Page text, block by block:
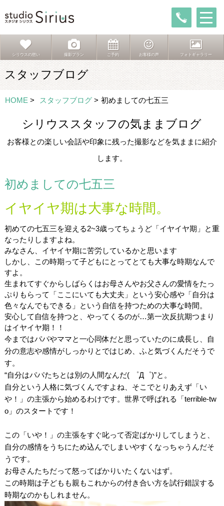
シリウスの想い 撮影プラン ご予約 お客様の声 フォトギャラリー
スタッフブログ
HOME > スタッフブログ > 初めましての七五三
シリウススタッフの気ままブログ
お客様との楽しい会話や印象に残った撮影などを気ままに紹介
します。
初めましての七五三
イヤイヤ期は大事な時間。
初めての七五三を迎える2~3歳ってちょうど「イヤイヤ期」と重
なったりしますよね。
みなさん、イヤイヤ期に苦労しているかと思います
しかし、この時期って子どもにとってとても大事な時期なんで
すよ。
生まれてすぐからしばらくはお母さんやお父さんの愛情をたっ
ぷりもらって「ここにいても大丈夫」という安心感や「自分は
色々なんでもできる」という自信を持つための大事な時間。
安心して自信を持つと、やってくるのが…第一次反抗期つまり
はイヤイヤ期！！
今まではパパやママと一心同体だと思っていたのに成長し、自
分の意志や感情がしっかりとではじめ、ふと気づくんだそうで
す。
“自分はパパたちとは別の人間なんだ( ゜Д゜)”と。
自分という人格に気づくんですよね、そこでとりあえず「い
や！」の主張から始めるわけです。世界で呼ばれる「terrible-tw
o」のスタートです！
この「いや！」の主張をすぐ叱って否定ばかりしてしまうと、
自分の感情をうちにため込んでしまいやすくなっちゃうんだそ
うです。
お母さんたちだって怒ってばかりいたくないはず。
この時期は子どもも親もこれからの付き合い方を試行錯誤する
時期なのかもしれません。